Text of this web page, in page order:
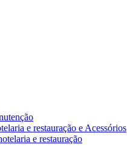
e restauração e Acessórios
e restauração